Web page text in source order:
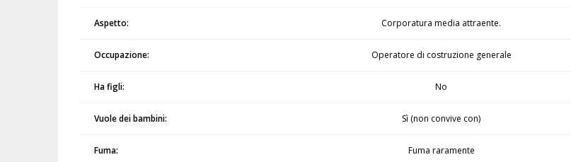
Aspetto: Corporatura media attraente.
Occupazione: Operatore di costruzione generale
Ha figli: No
Vuole dei bambini: Sì (non convive con)
Fuma: Fuma raramente